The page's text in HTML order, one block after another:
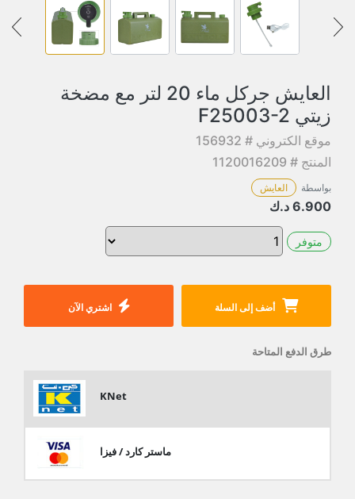
العايش جركل ماء 20 لتر مع مضخة
زيتي F25003-2
موقع الكتروني # 156932
المنتج # 1120016209
بواسطة العايش
6.900 د.ك
متوفر
أضف إلى السلة اشتري الآن
طرق الدفع المتاحة
KNet
ماستر كارد / فيزا